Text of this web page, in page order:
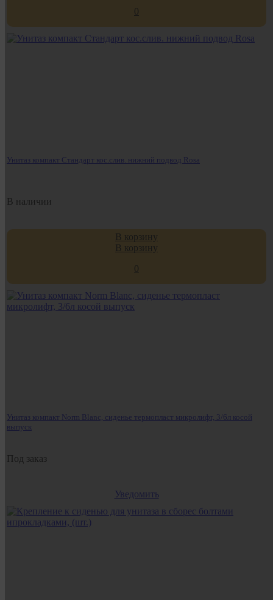
0
Унитаз компакт Стандарт кос.слив. нижний подвод Rosa
В наличии
В корзину
В корзину
0
Унитаз компакт Norm Blanc, сиденье термопласт микролифт, 3/6л косой
выпуск
Под заказ
Уведомить